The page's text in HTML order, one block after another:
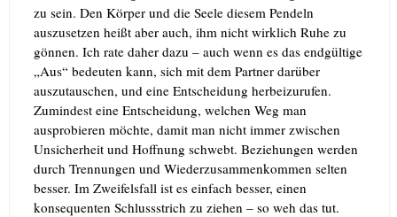
zu sein. Den Körper und die Seele diesem Pendeln
auszusetzen heißt aber auch, ihm nicht wirklich Ruhe zu
gönnen. Ich rate daher dazu – auch wenn es das endgültige
„Aus“ bedeuten kann, sich mit dem Partner darüber
auszutauschen, und eine Entscheidung herbeizurufen.
Zumindest eine Entscheidung, welchen Weg man
ausprobieren möchte, damit man nicht immer zwischen
Unsicherheit und Hoffnung schwebt. Beziehungen werden
durch Trennungen und Wiederzusammenkommen selten
besser. Im Zweifelsfall ist es einfach besser, einen
konsequenten Schlussstrich zu ziehen – so weh das tut.